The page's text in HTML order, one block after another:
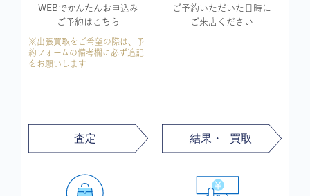
WEBでかんたんお申込み
ご予約はこちら
※出張買取をご希望の際は、予
約フォームの備考欄に必ず追記
をお願いします
ご予約いただいた 日時に
ご来店ください